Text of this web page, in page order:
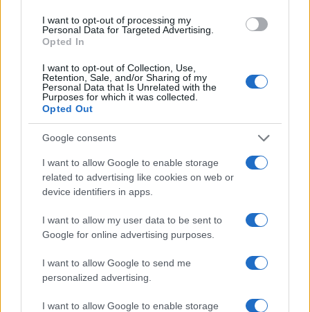
I want to opt-out of processing my
Personal Data for Targeted Advertising.
Opted In
I want to opt-out of Collection, Use,
Retention, Sale, and/or Sharing of my
Personal Data that Is Unrelated with the
Purposes for which it was collected.
Opted Out
Google consents
I want to allow Google to enable storage
related to advertising like cookies on web or
device identifiers in apps.
I want to allow my user data to be sent to
Google for online advertising purposes.
I want to allow Google to send me
personalized advertising.
I want to allow Google to enable storage
Continua a leggere